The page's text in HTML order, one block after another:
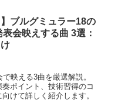
】ブルグミュラー18の
会映えする曲 3選：
映える3曲を厳選解説。
ポイント、技術習得のコ
けて詳しく紹介します。